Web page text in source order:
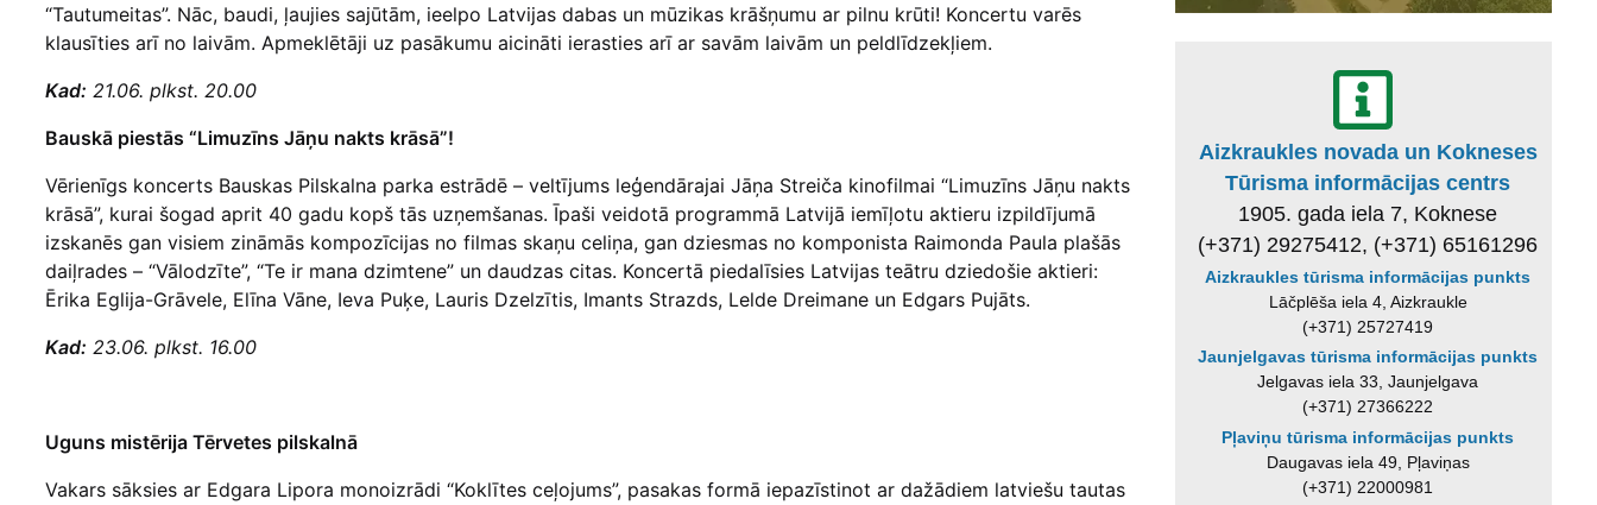
“Tautumeitas”. Nāc, baudi, ļaujies sajūtām, ieelpo Latvijas dabas un mūzikas krāšņumu ar pilnu krūti! Koncertu varēs
klausīties arī no laivām. Apmeklētāji uz pasākumu aicināti ierasties arī ar savām laivām un peldlīdzekļiem.
Kad: 21.06. plkst. 20.00
Bauskā piestās “Limuzīns Jāņu nakts krāsā”!
Vērienīgs koncerts Bauskas Pilskalna parka estrādē – veltījums leģendārajai Jāņa Streiča kinofilmai “Limuzīns Jāņu nakts
krāsā”, kurai šogad aprit 40 gadu kopš tās uzņemšanas. Īpaši veidotā programmā Latvijā iemīļotu aktieru izpildījumā
izskanēs gan visiem zināmās kompozīcijas no filmas skaņu celiņa, gan dziesmas no komponista Raimonda Paula plašās
daiļrades – “Vālodzīte”, “Te ir mana dzimtene” un daudzas citas. Koncertā piedalīsies Latvijas teātru dziedošie aktieri:
Ērika Eglija-Grāvele, Elīna Vāne, Ieva Puķe, Lauris Dzelzītis, Imants Strazds, Lelde Dreimane un Edgars Pujāts.
Kad: 23.06. plkst. 16.00
Uguns mistērija Tērvetes pilskalnā
Vakars sāksies ar Edgara Lipora monoizrādi “Koklītes ceļojums”, pasakas formā iepazīstinot ar dažādiem latviešu tautas
Aizkraukles novada un Kokneses
Tūrisma informācijas centrs
1905. gada iela 7, Koknese
(+371) 29275412, (+371) 65161296
Aizkraukles tūrisma informācijas punkts
Lāčplēša iela 4, Aizkraukle
(+371) 25727419
Jaunjelgavas tūrisma informācijas punkts
Jelgavas iela 33, Jaunjelgava
(+371) 27366222
Pļaviņu tūrisma informācijas punkts
Daugavas iela 49, Pļaviņas
(+371) 22000981